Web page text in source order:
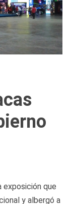
exposición que
y albergó a